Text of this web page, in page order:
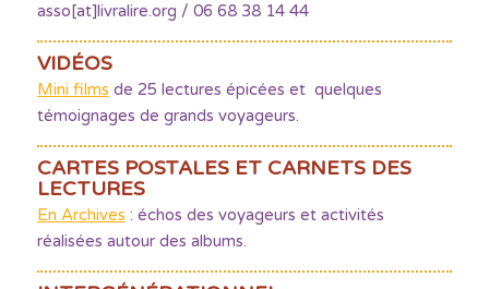
asso[at]livralire.org / 06 68 38 14 44
VIDÉOS
Mini films de 25 lectures épicées et quelques
témoignages de grands voyageurs.
CARTES POSTALES ET CARNETS DES
LECTURES
En Archives : échos des voyageurs et activités
réalisées autour des albums.